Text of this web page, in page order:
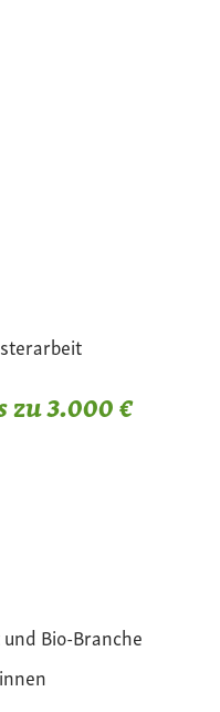
zu 3.000 €
Bio-Branche